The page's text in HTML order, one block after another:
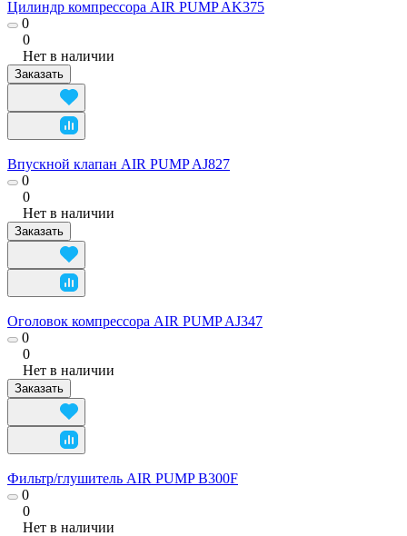
Цилиндр компрессора AIR PUMP AK375
0
0
Нет в наличии
Заказать
Впускной клапан AIR PUMP AJ827
0
0
Нет в наличии
Заказать
Оголовок компрессора AIR PUMP AJ347
0
0
Нет в наличии
Заказать
Фильтр/глушитель AIR PUMP B300F
0
0
Нет в наличии